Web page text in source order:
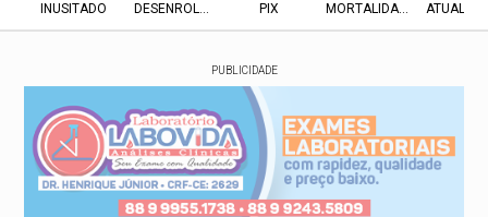
INUSITADO DESENROLA 2.0 PIX MORTALIDADE INFANTIL
PUBLICIDADE